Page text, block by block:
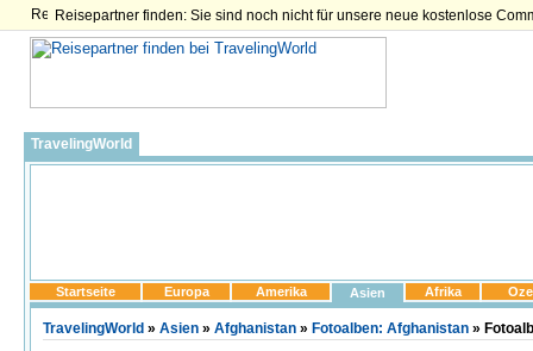
Reisepartner finden: Sie sind noch nicht für unsere neue kostenlose
TravelingWorld
Startseite Europa Amerika Asien Afrika
TravelingWorld » Asien » Afghanistan » Fotoalben: Afghanistan »